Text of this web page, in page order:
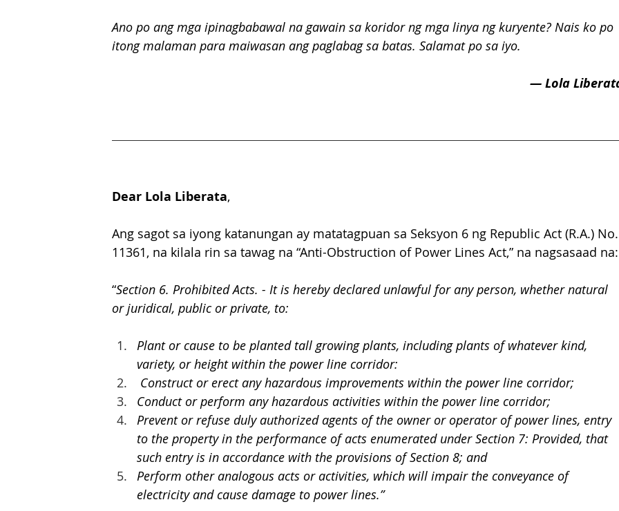
Ano po ang mga ipinagbabawal na gawain sa koridor ng mga linya ng kuryente? Nais ko po
itong malaman para maiwasan ang paglabag sa batas. Salamat po sa iyo.
— Lola
Dear Lola Liberata,
Ang sagot sa iyong katanungan ay matatagpuan sa Seksyon 6 ng Republic Act (R.A.)
11361, na kilala rin sa tawag na “Anti-Obstruction of Power Lines Act,” na nagsasaad na:
“Section 6. Prohibited Acts. - It is hereby declared unlawful for any person, whether natural
or juridical, public or private, to:
Plant or cause to be planted tall growing plants, including plants of whatever kind,
variety, or height within the power line corridor:
Construct or erect any hazardous improvements within the power line corridor;
Conduct or perform any hazardous activities within the power line corridor;
Prevent or refuse duly authorized agents of the owner or operator of power lines, entry
to the property in the performance of acts enumerated under Section 7: Provided, that
such entry is in accordance with the provisions of Section 8; and
Perform other analogous acts or activities, which will impair the conveyance of
electricity and cause damage to power lines.”